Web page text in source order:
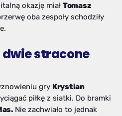
okazję miał Tomasz
oba zespoły schodziły
dwie stracone
gry Krystian
piłkę z siatki. Do bramki
Nie zachwiało to jednak